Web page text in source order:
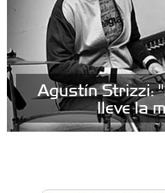
Agustín Strizzi:
lleve la